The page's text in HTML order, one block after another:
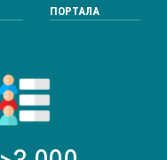
ПОРТАЛА